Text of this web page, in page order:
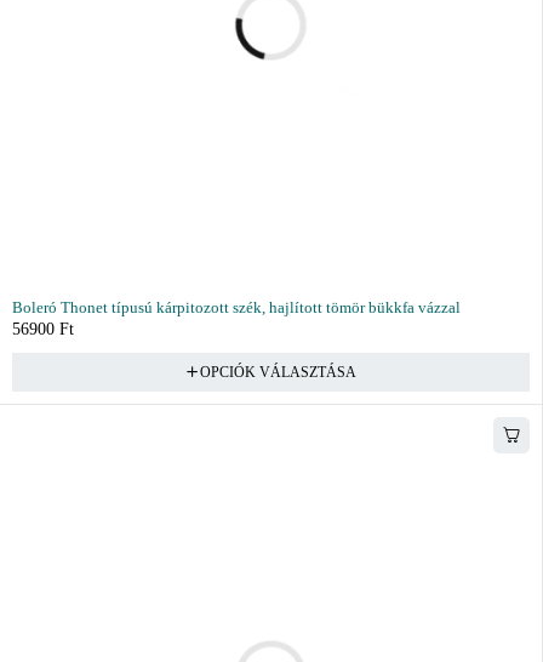
Boleró Thonet típusú kárpitozott szék, hajlított tömör bükkfa vázzal
56900 Ft
OPCIÓK VÁLASZTÁSA